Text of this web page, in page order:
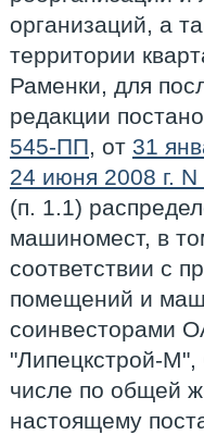
организаций, а
территории
Раменки, для
редакции
545-ПП, от 31
24 июня 2008 г.
(п. 1.1)
машиномест, в
соответствии с
помещений и
соинвесторами
"Липецкстрой-
числе по общей
настоящему